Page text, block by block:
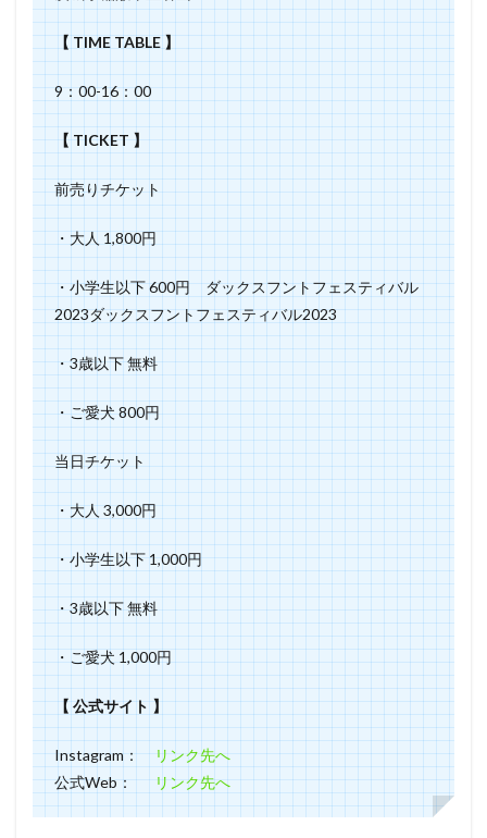
【 TIME TABLE 】
9：00-16：00
【 TICKET 】
前売りチケット
・大人 1,800円
・小学生以下 600円 ダックスフントフェスティバル
2023ダックスフントフェスティバル2023
・3歳以下 無料
・ご愛犬 800円
当日チケット
・大人 3,000円
・小学生以下 1,000円
・3歳以下 無料
・ご愛犬 1,000円
【 公式サイト 】
Instagram：リンク先へ
公式Web：リンク先へ